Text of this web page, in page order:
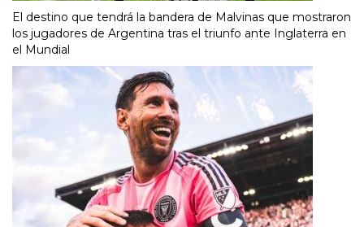
El destino que tendrá la bandera de Malvinas que mostraron
los jugadores de Argentina tras el triunfo ante Inglaterra en
el Mundial